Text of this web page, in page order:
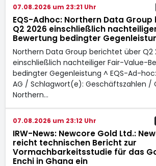
07.08.2026 um 23:21 Uhr
EQS-Adhoc: Northern Data
Q2 2026 einschließlich
Bewertung bedingter
Northern Data Group berichtet über Q2
einschließlich nachteiliger Fair-Value-
bedingter Gegenleistung ^ EQS-Ad-
AG / Schlagwort(e): Geschäftszahlen /
Northern…
07.08.2026 um 23:12 Uhr
IRW-News: Newcore Gold Ltd.:
reicht technischen Bericht zur
Vormachbarkeitsstudie für das
Enchi in Ghana ein